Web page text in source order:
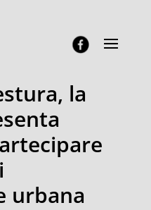
la
urbana